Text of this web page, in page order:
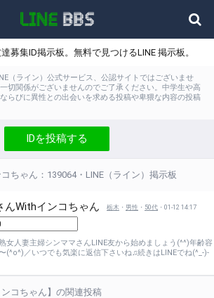
募集ID掲示板。無料で見つけるLINE 掲示板。
（ライン）公式サービス、公認サイトではございませ
切関係がございませんのでご了承ください。中学生や高
らびに異性との出会いを求める投稿や卑猥な内容の投稿
IDを投稿する
ちゃん：139064・LINE（ライン）掲示板
んWithインコちゃん 栃木 ・ 男性 ・ 50代 ・01-12 14:17
女人妻主婦シンママさんLINE友から始めましょう(^^)年齢容
(^o^)／いつでも気楽に返信下さいね♫続きはLINEでね(^_-)-
ンコちゃん】の関連投稿